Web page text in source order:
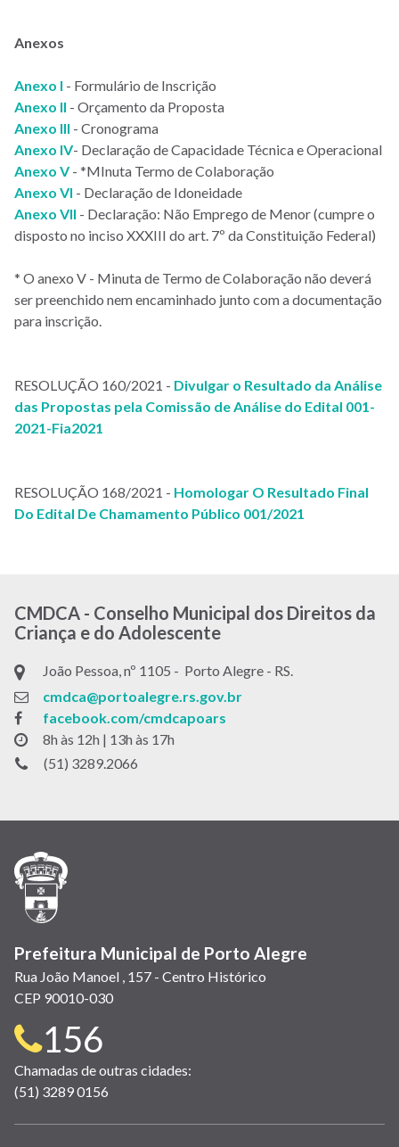
Anexos
Anexo I - Formulário de Inscrição
Anexo II - Orçamento da Proposta
Anexo III - Cronograma
Anexo IV- Declaração de Capacidade Técnica e Operacional
Anexo V- *MInuta Termo de Colaboração
Anexo VI - Declaração de Idoneidade
Anexo VII - Declaração: Não Emprego de Menor (cumpre o
disposto no inciso XXXIII do art. 7º da Constituição Federal)
* O anexo V - Minuta de Termo de Colaboração não deverá
ser preenchido nem encaminhado junto com a documentação
para inscrição.
RESOLUÇÃO 160/2021 - Divulgar o Resultado da Análise
das Propostas pela Comissão de Análise do Edital 001-
2021-Fia2021
RESOLUÇÃO 168/2021 - Homologar O Resultado Final
Do Edital De Chamamento Público 001/2021
CMDCA - Conselho Municipal dos Direitos da
Criança e do Adolescente
João Pessoa, nº 1105 - Porto Alegre - RS.
cmdca@portoalegre.rs.gov.br
facebook.com/cmdcapoars
8h às 12h | 13h às 17h
(51) 3289.2066
Prefeitura Municipal de Porto Alegre
Rua João Manoel , 157 - Centro Histórico
CEP 90010-030
Telefone
para
contato:
156
Chamadas de outras cidades:
(51) 3289 0156